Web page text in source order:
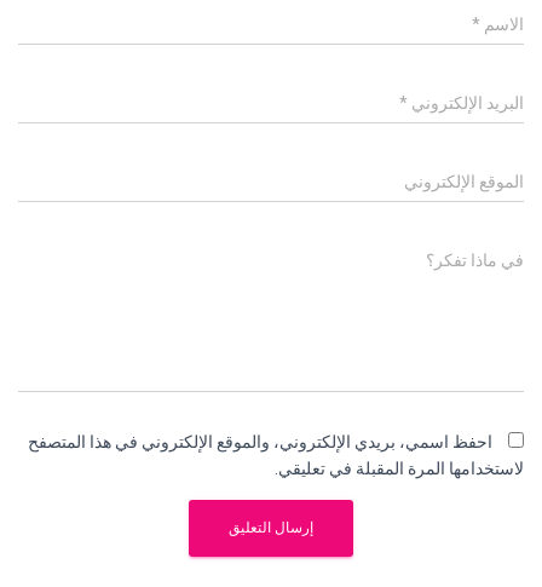
الاسم *
البريد الإلكتروني *
الموقع الإلكتروني
في ماذا تفكر؟
احفظ اسمي، بريدي الإلكتروني، والموقع الإلكتروني في هذا المتصفح
لاستخدامها المرة المقبلة في تعليقي.